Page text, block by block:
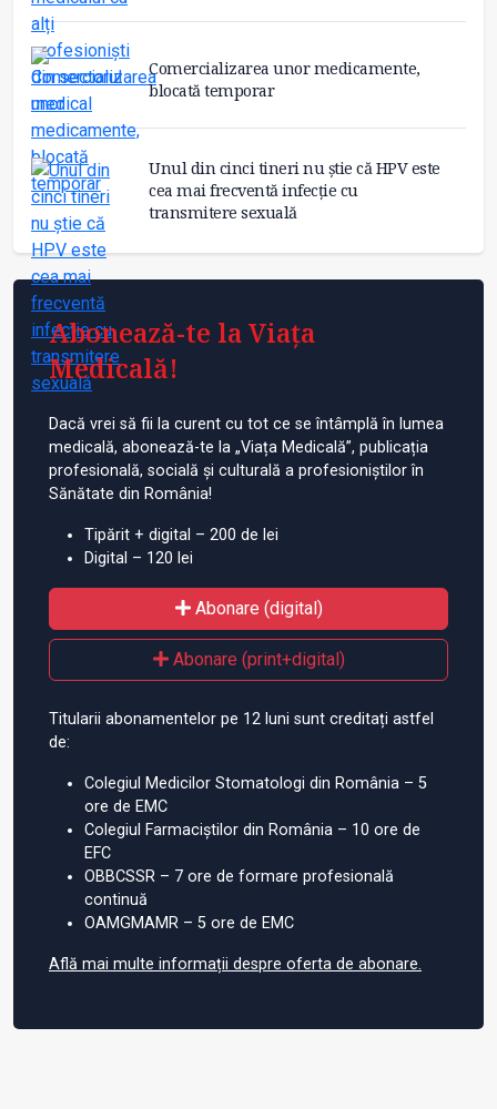
Comercializarea unor medicamente,
blocată temporar
Unul din cinci tineri nu știe că HPV este
cea mai frecventă infecție cu
transmitere sexuală
Abonează-te la Viața
Medicală!
Dacă vrei să fii la curent cu tot ce se întâmplă în lumea
medicală, abonează-te la „Viața Medicală”, publicația
profesională, socială și culturală a profesioniștilor în
Sănătate din România!
Tipărit + digital – 200 de lei
Digital – 120 lei
Abonare (digital)
Abonare (print+digital)
Titularii abonamentelor pe 12 luni sunt creditați astfel
de:
Colegiul Medicilor Stomatologi din România – 5
ore de EMC
Colegiul Farmaciștilor din România – 10 ore de
EFC
OBBCSSR – 7 ore de formare profesională
continuă
OAMGMAMR – 5 ore de EMC
Află mai multe informații despre oferta de abonare.